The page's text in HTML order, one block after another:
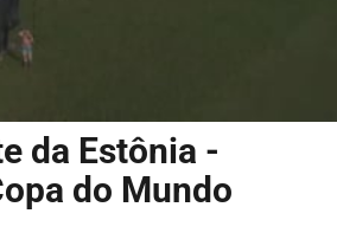
da Estônia -
do Mundo